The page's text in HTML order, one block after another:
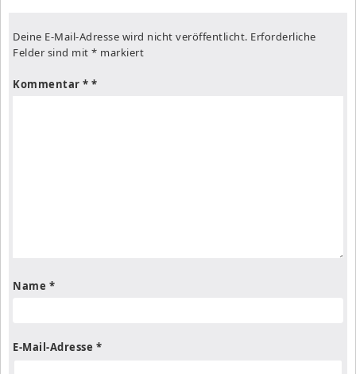
Deine E-Mail-Adresse wird nicht veröffentlicht. Erforderliche
Felder sind mit * markiert
Kommentar *
Name *
E-Mail-Adresse *